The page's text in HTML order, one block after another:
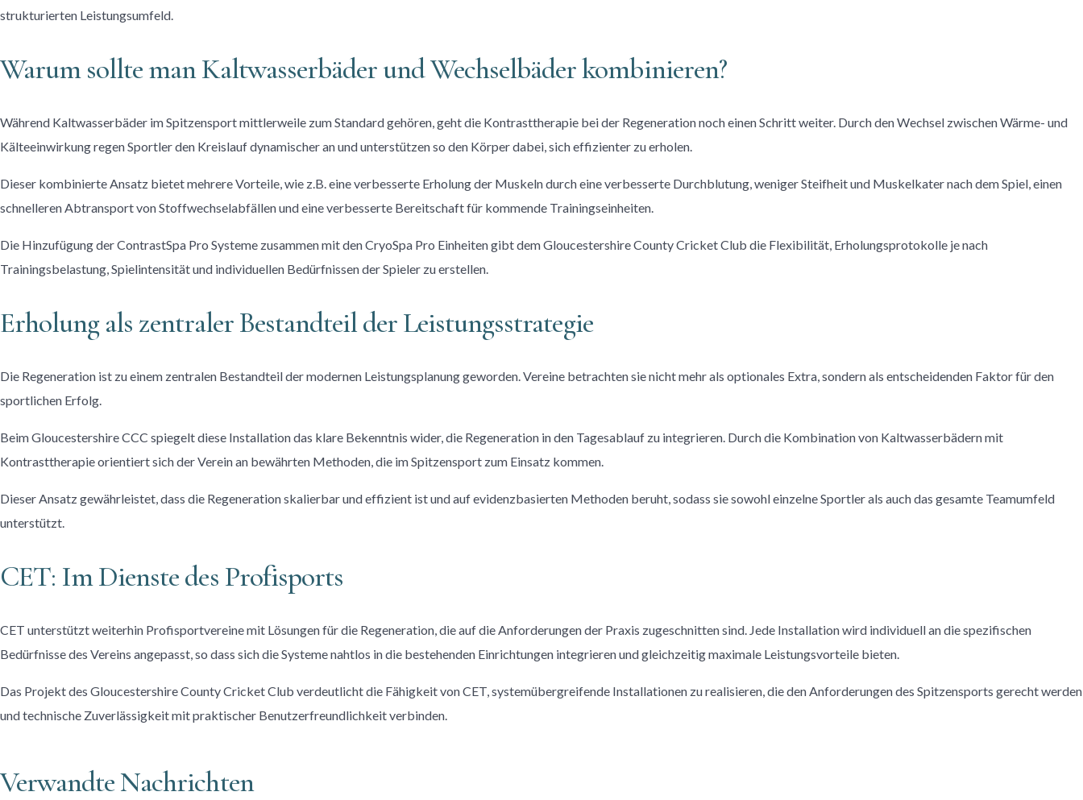
strukturierten Leistungsumfeld.
Warum sollte man Kaltwasserbäder und Wechselbäder kombinieren?
Während Kaltwasserbäder im Spitzensport mittlerweile zum Standard gehören, geht die Kontrasttherapie bei der Regeneration noch einen Schritt weiter. Durch den Wechsel zwischen Wärme- und
Kälteeinwirkung regen Sportler den Kreislauf dynamischer an und unterstützen so den Körper dabei, sich effizienter zu erholen.
Dieser kombinierte Ansatz bietet mehrere Vorteile, wie z.B. eine verbesserte Erholung der Muskeln durch eine verbesserte Durchblutung, weniger Steifheit und Muskelkater nach dem Spiel, einen
schnelleren Abtransport von Stoffwechselabfällen und eine verbesserte Bereitschaft für kommende Trainingseinheiten.
Die Hinzufügung der ContrastSpa Pro Systeme zusammen mit den CryoSpa Pro Einheiten gibt dem Gloucestershire County Cricket Club die Flexibilität, Erholungsprotokolle je nach
Trainingsbelastung, Spielintensität und individuellen Bedürfnissen der Spieler zu erstellen.
Erholung als zentraler Bestandteil der Leistungsstrategie
Die Regeneration ist zu einem zentralen Bestandteil der modernen Leistungsplanung geworden. Vereine betrachten sie nicht mehr als optionales Extra, sondern als entscheidenden Faktor für den
sportlichen Erfolg.
Beim Gloucestershire CCC spiegelt diese Installation das klare Bekenntnis wider, die Regeneration in den Tagesablauf zu integrieren. Durch die Kombination von Kaltwasserbädern mit
Kontrasttherapie orientiert sich der Verein an bewährten Methoden, die im Spitzensport zum Einsatz kommen.
Dieser Ansatz gewährleistet, dass die Regeneration skalierbar und effizient ist und auf evidenzbasierten Methoden beruht, sodass sie sowohl einzelne Sportler als auch das gesamte Teamumfeld
unterstützt.
CET: Im Dienste des Profisports
CET unterstützt weiterhin Profisportvereine mit Lösungen für die Regeneration, die auf die Anforderungen der Praxis zugeschnitten sind. Jede Installation wird individuell an die spezifischen
Bedürfnisse des Vereins angepasst, so dass sich die Systeme nahtlos in die bestehenden Einrichtungen integrieren und gleichzeitig maximale Leistungsvorteile bieten.
Das Projekt des Gloucestershire County Cricket Club verdeutlicht die Fähigkeit von CET, systemübergreifende Installationen zu realisieren, die den Anforderungen des Spitzensports gerecht werden
und technische Zuverlässigkeit mit praktischer Benutzerfreundlichkeit verbinden.
Verwandte Nachrichten